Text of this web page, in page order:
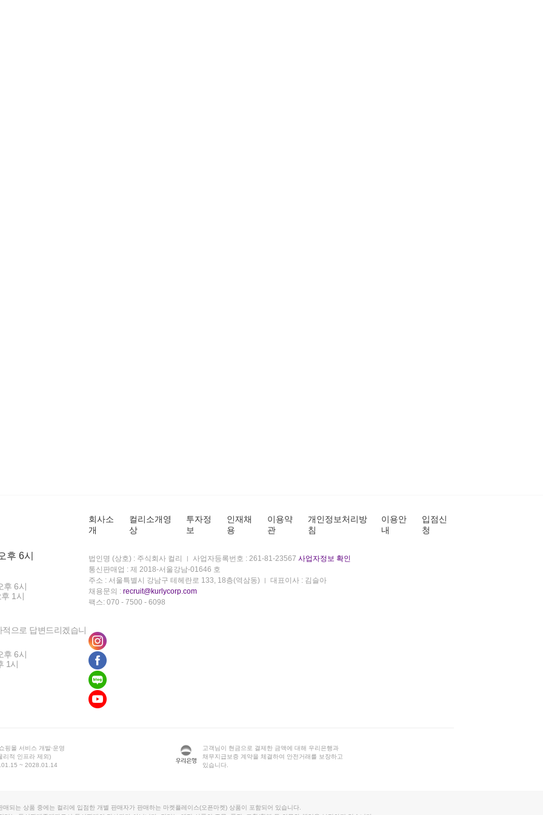
후 6시
후 6시
1시
으로 답변드리겠습니
후 6시
1시
회사소
개
컬리소개영
상
투자정
보
인재채
용
이용약
관
개인정보처리방
침
이용안
내
입점신
청
법인명 (상호) : 주식회사 컬리 사업자등록번호 : 261-81-23567 사업자정보 확인
통신판매업 : 제 2018-서울강남-01646 호
주소 : 서울특별시 강남구 테헤란로 133, 18층(역삼동)
대표이사 : 김슬아
채용문의 : recruit@kurlycorp.com
팩스: 070 - 7500 - 6098
핑몰 서비스 개발·운영
리적 인프라 제외)
~ 2028.01.14
고객님이 현금으로 결제한 금액에 대해 우리은행과
채무지급보증 계약을 체결하여 안전거래를 보장하고
있습니다.
매되는 상품 중에는 컬리에 입점한 개별 판매자가 판매하는 마켓플레이스(오픈마켓) 상품이 포함되어 있습니다.